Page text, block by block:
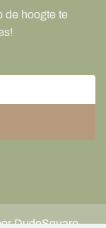
de hoogte te
DudeSquare